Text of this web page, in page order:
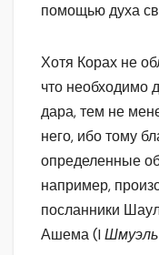
помощью духа
Хотя Корах не
что необходимо
дара, тем не
него, ибо тому
определенные
например,
посланники
Ашема (I Шмуэль